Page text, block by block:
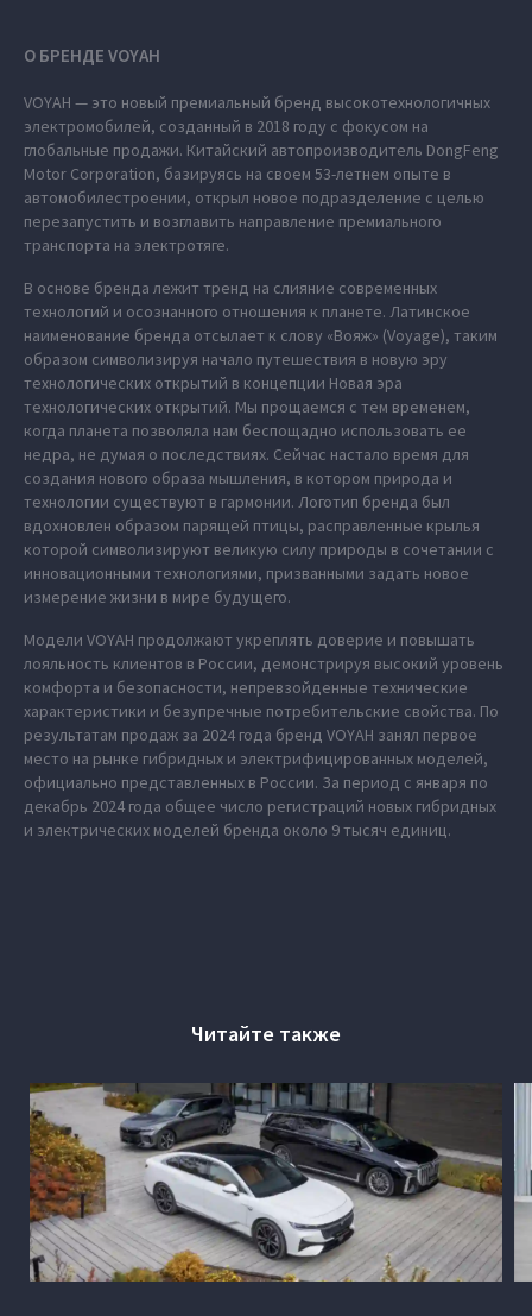
О БРЕНДЕ VOYAH
VOYAH — это новый премиальный бренд высокотехнологичных
электромобилей, созданный в 2018 году с фокусом на
глобальные продажи. Китайский автопроизводитель DongFeng
Motor Corporation, базируясь на своем 53-летнем опыте в
автомобилестроении, открыл новое подразделение с целью
перезапустить и возглавить направление премиального
транспорта на электротяге.
В основе бренда лежит тренд на слияние современных
технологий и осознанного отношения к планете. Латинское
наименование бренда отсылает к слову «Вояж» (Voyage), таким
образом символизируя начало путешествия в новую эру
технологических открытий в концепции Новая эра
технологических открытий. Мы прощаемся с тем временем,
когда планета позволяла нам беспощадно использовать ее
недра, не думая о последствиях. Сейчас настало время для
создания нового образа мышления, в котором природа и
технологии существуют в гармонии. Логотип бренда был
вдохновлен образом парящей птицы, расправленные крылья
которой символизируют великую силу природы в сочетании с
инновационными технологиями, призванными задать новое
измерение жизни в мире будущего.
Модели VOYAH продолжают укреплять доверие и повышать
лояльность клиентов в России, демонстрируя высокий уровень
комфорта и безопасности, непревзойденные технические
характеристики и безупречные потребительские свойства. По
результатам продаж за 2024 года бренд VOYAH занял первое
место на рынке гибридных и электрифицированных моделей,
официально представленных в России. За период с января по
декабрь 2024 года общее число регистраций новых гибридных
и электрических моделей бренда около 9 тысяч единиц.
Читайте также